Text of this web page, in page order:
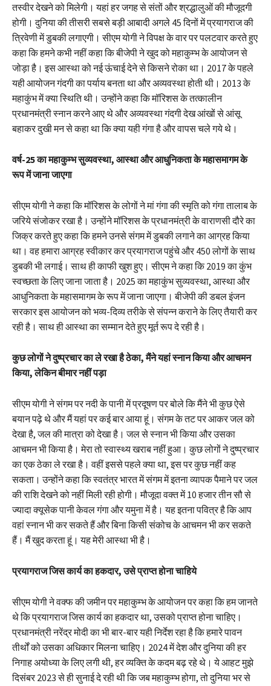
तस्वीर देखने को मिलेगी। यहां हर जगह से संतों और श्रद्धालुओं की मौजूदगी
होगी। दुनिया की तीसरी सबसे बड़ी आबादी अगले 45 दिनों में प्रयागराज की
त्रिवेणी में डुबकी लगाएगी। सीएम योगी ने विपक्ष के वार पर पलटवार करते हुए
कहा कि हमने कभी नहीं कहा कि बीजेपी ने खुद को महाकुम्भ के आयोजन से
जोड़ा है। इस आस्था को नई ऊंचाई देने से किसने रोका था। 2017 के पहले
यही आयोजन गंदगी का पर्याय बनता था और अव्यवस्था होती थी। 2013 के
महाकुंभ में क्या स्थिति थी। उन्होंने कहा कि मॉरिशस के तत्कालीन
प्रधानमंत्री स्नान करने आए थे और अव्यवस्था गंदगी देख आंखों से आंसू
बहाकर दुखी मन से कहा था कि क्या यही गंगा है और वापस चले गये थे।
वर्ष-25 का महाकुम्भ सुव्यवस्था, आस्था और आधुनिकता के महासमागम के
रूप में जाना जाएगा
सीएम योगी ने कहा कि मॉरिशस के लोगों ने मां गंगा की स्मृति को गंगा तालाब के
जरिये संजोकर रखा है। उन्होंने मॉरिशस के प्रधानमंत्री के वाराणसी दौरे का
जिक्र करते हुए कहा कि हमने उनसे संगम में डुबकी लगाने का आग्रह किया
था। वह हमारा आग्रह स्वीकार कर प्रयागराज पहुंचे और 450 लोगों के साथ
डुबकी भी लगाई। साथ ही काफी खुश हुए। सीएम ने कहा कि 2019 का कुंभ
स्वच्छता के लिए जाना जाता है। 2025 का महाकुंभ सुव्यवस्था, आस्था और
आधुनिकता के महासमागम के रूप में जाना जाएगा। बीजेपी की डबल इंजन
सरकार इस आयोजन को भव्य-दिव्य तरीके से संपन्न कराने के लिए तैयारी कर
रही है। साथ ही आस्था का सम्मान देते हुए मूर्त रूप दे रही है।
कुछ लोगों ने दुष्प्रचार का ले रखा है ठेका, मैंने यहां स्नान किया और आचमन
किया, लेकिन बीमार नहीं पड़ा
सीएम योगी ने संगम पर नदी के पानी में प्रदूषण पर बोले कि मैंने भी कुछ ऐसे
बयान पढ़े थे और मैं यहां पर कई बार आया हूं। संगम के तट पर आकर जल को
देखा है, जल की मात्रा को देखा है। जल से स्नान भी किया और उसका
आचमन भी किया है। मेरा तो स्वास्थ्य खराब नहीं हुआ। कुछ लोगों ने दुष्प्रचार
का एक ठेका ले रखा है। वहीं इससे पहले क्या था, इस पर कुछ नहीं कह
सकता। उन्होंने कहा कि स्वतंत्र भारत में संगम में इतना व्यापक पैमाने पर जल
की राशि देखने को नहीं मिली रही होगी। मौजूदा वक्त में 10 हजार तीन सौ से
ज्यादा क्यूसेक पानी केवल गंगा और यमुना में है। यह इतना पवित्र है कि आप
वहां स्नान भी कर सकते हैं और बिना किसी संकोच के आचमन भी कर सकते
हैं। मैं खुद करता हूं। यह मेरी आस्था भी है।
प्रयागराज जिस कार्य का हकदार, उसे प्राप्त होना चाहिये
सीएम योगी ने वक्फ की जमीन पर महाकुम्भ के आयोजन पर कहा कि हम जानते
थे कि प्रयागराज जिस कार्य का हकदार था, उसको प्राप्त होना चाहिए।
प्रधानमंत्री नरेंद्र मोदी का भी बार-बार यही निर्देश रहा है कि हमारे पावन
तीर्थों को उसका अधिकार मिलना चाहिए। 2024 में देश और दुनिया की हर
निगाह अयोध्या के लिए लगी थी, हर व्यक्ति के कदम बढ़ रहे थे। ये आहट मुझे
दिसंबर 2023 से ही सुनाई दे रही थी कि जब महाकुम्भ होगा, तो दुनिया भर से